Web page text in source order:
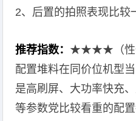
2、后置的拍照表现比较
推荐指数： ★★★★（性价
配置堆料在同价位机型
是高刷屏、大功率快充
等参数党比较看重的配